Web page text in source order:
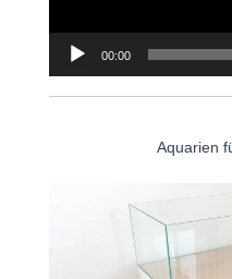
00:00
Aquarien